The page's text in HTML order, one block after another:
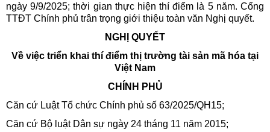
ngày 9/9/2025; thời gian thực hiện thí điểm là 5 năm. Cổng
TTĐT Chính phủ trân trọng giới thiệu toàn văn Nghị quyết.
NGHỊ QUYẾT
Về việc triển khai thí điểm thị trường tài sản mã hóa tại
Việt Nam
CHÍNH PHỦ
Căn cứ Luật Tổ chức Chính phủ số 63/2025/QH15;
Căn cứ Bộ luật Dân sự ngày 24 tháng 11 năm 2015;